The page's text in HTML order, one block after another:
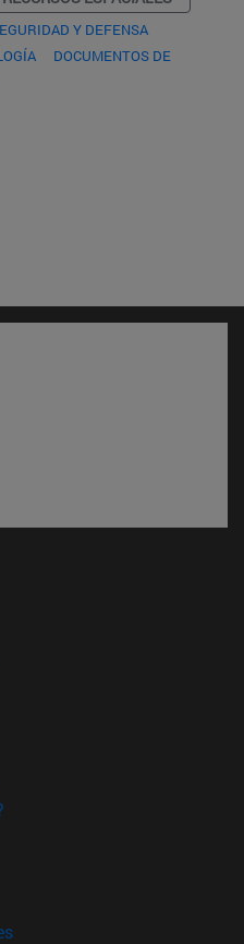
Y DEFENSA
DOCUMENTOS DE
en nueva ventana)
en nueva ventana)